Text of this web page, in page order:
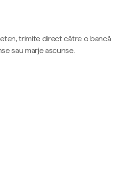
trimite direct către o bancă
sau marje ascunse.